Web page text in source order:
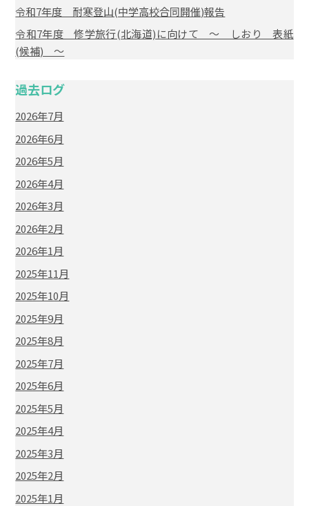
令和7年度 耐寒登山(中学高校合同開催)報告
令和7年度 修学旅行(北海道)に向けて ～ しおり 表紙
(候補) ～
過去ログ
2026年7月
2026年6月
2026年5月
2026年4月
2026年3月
2026年2月
2026年1月
2025年11月
2025年10月
2025年9月
2025年8月
2025年7月
2025年6月
2025年5月
2025年4月
2025年3月
2025年2月
2025年1月